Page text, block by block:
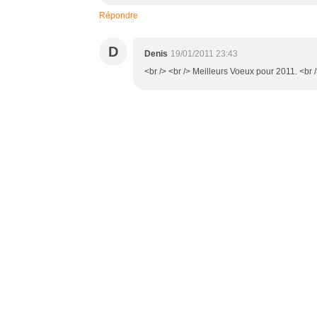
Répondre
D Denis 19/01/2011 23:43
<br /> <br /> Meilleurs Voeux pour 2011. <br